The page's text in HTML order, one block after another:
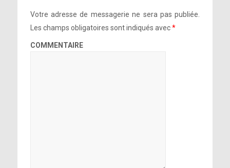
Votre adresse de messagerie ne sera pas publiée.
Les champs obligatoires sont indiqués avec*
COMMENTAIRE